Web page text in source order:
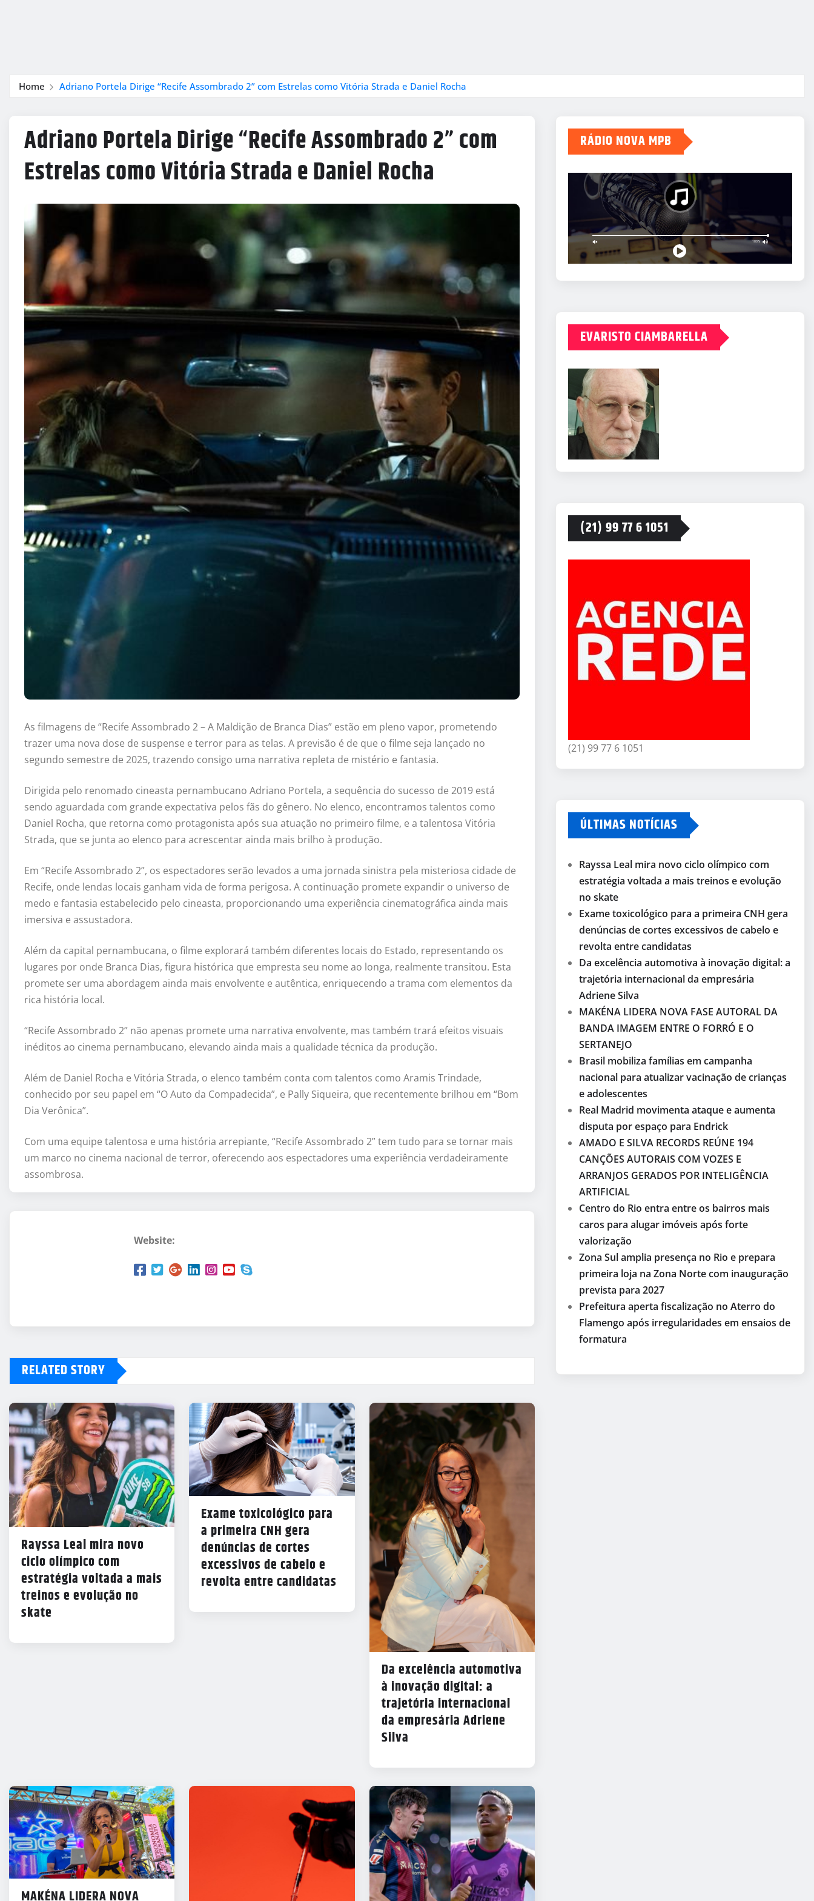
Home Adriano Portela Dirige “Recife Assombrado 2” com Estrelas como Vitória Strada e Daniel Rocha
Adriano Portela Dirige “Recife Assombrado 2” com
Estrelas como Vitória Strada e Daniel Rocha
As filmagens de “Recife Assombrado 2 – A Maldição de Branca Dias” estão em pleno vapor, prometendo
trazer uma nova dose de suspense e terror para as telas. A previsão é de que o filme seja lançado no
segundo semestre de 2025, trazendo consigo uma narrativa repleta de mistério e fantasia.
Dirigida pelo renomado cineasta pernambucano Adriano Portela, a sequência do sucesso de 2019 está
sendo aguardada com grande expectativa pelos fãs do gênero. No elenco, encontramos talentos como
Daniel Rocha, que retorna como protagonista após sua atuação no primeiro filme, e a talentosa Vitória
Strada, que se junta ao elenco para acrescentar ainda mais brilho à produção.
Em “Recife Assombrado 2”, os espectadores serão levados a uma jornada sinistra pela misteriosa cidade de
Recife, onde lendas locais ganham vida de forma perigosa. A continuação promete expandir o universo de
medo e fantasia estabelecido pelo cineasta, proporcionando uma experiência cinematográfica ainda mais
imersiva e assustadora.
Além da capital pernambucana, o filme explorará também diferentes locais do Estado, representando os
lugares por onde Branca Dias, figura histórica que empresta seu nome ao longa, realmente transitou. Esta
promete ser uma abordagem ainda mais envolvente e autêntica, enriquecendo a trama com elementos da
rica história local.
“Recife Assombrado 2” não apenas promete uma narrativa envolvente, mas também trará efeitos visuais
inéditos ao cinema pernambucano, elevando ainda mais a qualidade técnica da produção.
Além de Daniel Rocha e Vitória Strada, o elenco também conta com talentos como Aramis Trindade,
conhecido por seu papel em “O Auto da Compadecida”, e Pally Siqueira, que recentemente brilhou em “Bom
Dia Verônica”.
Com uma equipe talentosa e uma história arrepiante, “Recife Assombrado 2” tem tudo para se tornar mais
um marco no cinema nacional de terror, oferecendo aos espectadores uma experiência verdadeiramente
assombrosa.
Website:
RELATED STORY
Rayssa Leal mira novo
ciclo olímpico com
estratégia voltada a mais
treinos e evolução no
skate
Exame toxicológico para
a primeira CNH gera
denúncias de cortes
excessivos de cabelo e
revolta entre candidatas
Da excelência automotiva
à inovação digital: a
trajetória internacional
da empresária Adriene
Silva
RÁDIO NOVA MPB
EVARISTO CIAMBARELLA
(21) 99 77 6 1051
(21) 99 77 6 1051
ÚLTIMAS NOTÍCIAS
Rayssa Leal mira novo ciclo olímpico com
estratégia voltada a mais treinos e evolução
no skate
Exame toxicológico para a primeira CNH gera
denúncias de cortes excessivos de cabelo e
revolta entre candidatas
Da excelência automotiva à inovação digital: a
trajetória internacional da empresária
Adriene Silva
MAKÉNA LIDERA NOVA FASE AUTORAL DA
BANDA IMAGEM ENTRE O FORRÓ E O
SERTANEJO
Brasil mobiliza famílias em campanha
nacional para atualizar vacinação de crianças
e adolescentes
Real Madrid movimenta ataque e aumenta
disputa por espaço para Endrick
AMADO E SILVA RECORDS REÚNE 194
CANÇÕES AUTORAIS COM VOZES E
ARRANJOS GERADOS POR INTELIGÊNCIA
ARTIFICIAL
Centro do Rio entra entre os bairros mais
caros para alugar imóveis após forte
valorização
Zona Sul amplia presença no Rio e prepara
primeira loja na Zona Norte com inauguração
prevista para 2027
Prefeitura aperta fiscalização no Aterro do
Flamengo após irregularidades em ensaios de
formatura